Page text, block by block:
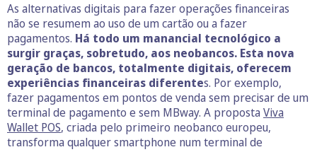
As alternativas digitais para fazer operações financeiras
não se resumem ao uso de um cartão ou a fazer
pagamentos. Há todo um manancial tecnológico a
surgir graças, sobretudo, aos neobancos. Esta nova
geração de bancos, totalmente digitais, oferecem
experiências financeiras diferentes. Por exemplo,
fazer pagamentos em pontos de venda sem precisar de um
terminal de pagamento e sem MBway. A proposta Viva
Wallet POS, criada pelo primeiro neobanco europeu,
transforma qualquer smartphone num terminal de